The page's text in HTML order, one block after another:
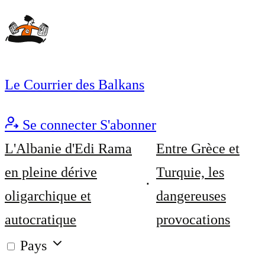
Le Courrier des Balkans
Se connecter S'abonner
L'Albanie d'Edi Rama
en pleine dérive
oligarchique et
autocratique
Entre Grèce et
Turquie, les
dangereuses
provocations
Pays